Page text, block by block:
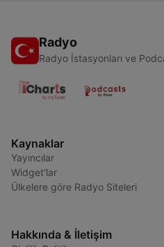
Radyo
Radyo İstasyonları ve
Kaynaklar
Yayıncılar
Widget'lar
Ülkelere göre Radyo Siteleri
Hakkında & İletişim